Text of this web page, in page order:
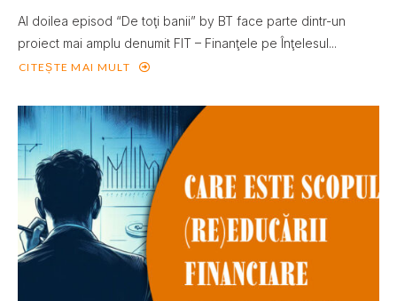
Al doilea episod “De toţi banii” by BT face parte dintr-un
proiect mai amplu denumit FIT – Finanţele pe Înţelesul...
CITEȘTE MAI MULT